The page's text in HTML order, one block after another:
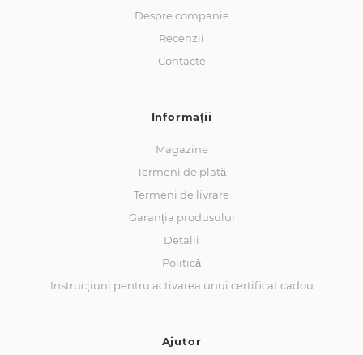
Despre companie
Recenzii
Contacte
Informaţii
Magazine
Termeni de plată
Termeni de livrare
Garanția produsului
Detalii
Politică
Instrucțiuni pentru activarea unui certificat cadou
Ajutor